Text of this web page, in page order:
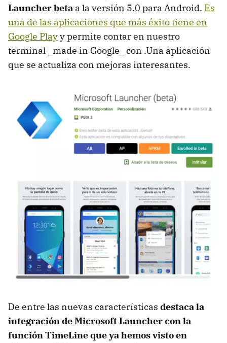
Launcher beta a la versión 5.0 para Android. Es
una de las aplicaciones que más éxito tiene en
Google Playy permite contar en nuestro
terminal _made in Google_ con .Una aplicación
que se actualiza con mejoras interesantes.
De entre las nuevas características destaca la
integración de Microsoft Launcher con la
función TimeLine que ya hemos visto en